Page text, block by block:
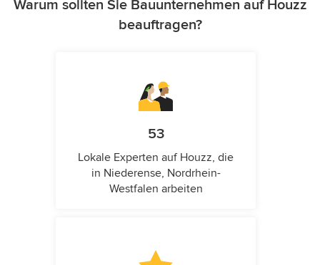
Warum sollten Sie Bauunternehmen auf Houzz
beauftragen?
53
Lokale Experten auf Houzz, die
in Niederense, Nordrhein-
Westfalen arbeiten